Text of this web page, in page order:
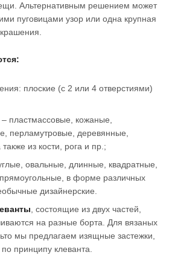
Альтернативным решением может
пуговицами узор или одна крупная
плоские (с 2 или 4 отверстиями)
пластмассовые, кожаные,
перламутровые, деревянные,
из кости, рога и пр.;
овальные, длинные, квадратные,
в форме различных
дизайнерские.
, состоящие из двух частей,
на разные борта. Для вязаных
мы предлагаем изящные застежки,
принципу клеванта.